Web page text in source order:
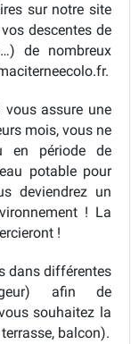
sur notre site
descentes de
de nombreux
assure une
mois, vous ne
en période de
potable pour
deviendrez un
! La
!
dans différentes
afin de
souhaitez la
balcon).